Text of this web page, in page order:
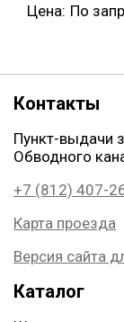
Цена: По
Контакты
Пункт-выдачи
Обводного
+7 (812) 407-
Карта проезда
Версия сайта
Каталог